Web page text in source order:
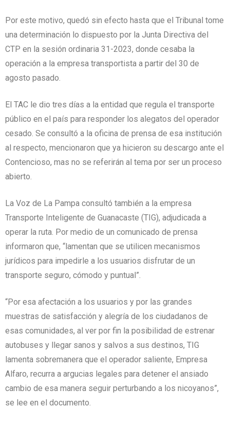
Por este motivo, quedó sin efecto hasta que el Tribunal tome
una determinación lo dispuesto por la Junta Directiva del
CTP en la sesión ordinaria 31-2023, donde cesaba la
operación a la empresa transportista a partir del 30 de
agosto pasado.
El TAC le dio tres días a la entidad que regula el transporte
público en el país para responder los alegatos del operador
cesado. Se consultó a la oficina de prensa de esa institución
al respecto, mencionaron que ya hicieron su descargo ante el
Contencioso, mas no se referirán al tema por ser un proceso
abierto.
La Voz de La Pampa consultó también a la empresa
Transporte Inteligente de Guanacaste (TIG), adjudicada a
operar la ruta. Por medio de un comunicado de prensa
informaron que, “lamentan que se utilicen mecanismos
jurídicos para impedirle a los usuarios disfrutar de un
transporte seguro, cómodo y puntual”.
“Por esa afectación a los usuarios y por las grandes
muestras de satisfacción y alegría de los ciudadanos de
esas comunidades, al ver por fin la posibilidad de estrenar
autobuses y llegar sanos y salvos a sus destinos, TIG
lamenta sobremanera que el operador saliente, Empresa
Alfaro, recurra a argucias legales para detener el ansiado
cambio de esa manera seguir perturbando a los nicoyanos”,
se lee en el documento.